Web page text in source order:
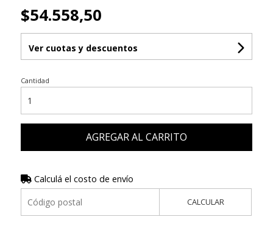
$54.558,50
Ver cuotas y descuentos
Cantidad
AGREGAR AL CARRITO
Calculá el costo de envío
CALCULAR